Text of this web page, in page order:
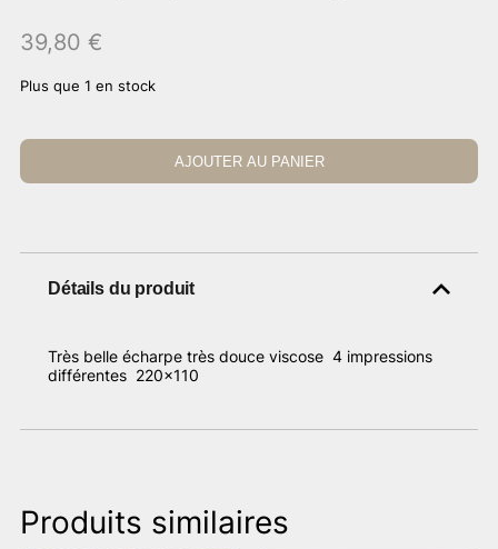
39,80 €
Plus que 1 en stock
AJOUTER AU PANIER
Détails du produit
Très belle écharpe très douce viscose 4 impressions
différentes 220×110
Produits similaires